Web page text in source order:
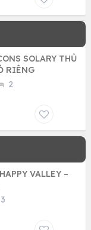
SOLARY THỦ
RIÊNG
2
VALLEY –
3